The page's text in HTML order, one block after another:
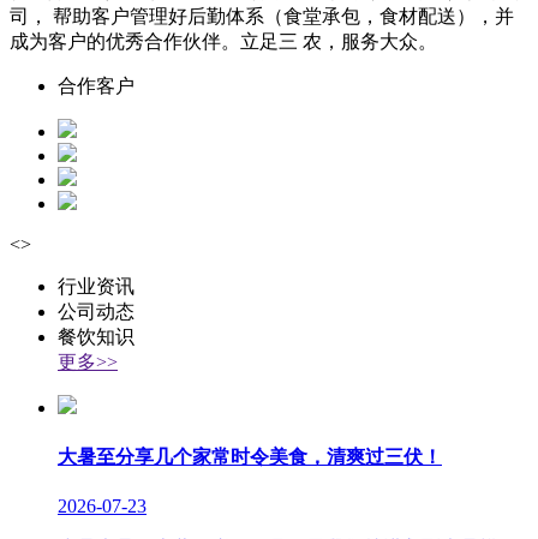
司， 帮助客户管理好后勤体系（食堂承包，食材配送），并
成为客户的优秀合作伙伴。立足三 农，服务大众。
合作客户
<>
行业资讯
公司动态
餐饮知识
更多>>
大暑至分享几个家常时令美食，清爽过三伏！
2026-07-23